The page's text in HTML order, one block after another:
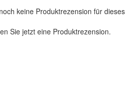
keine Produktrezension für dieses
Sie jetzt eine Produktrezension.